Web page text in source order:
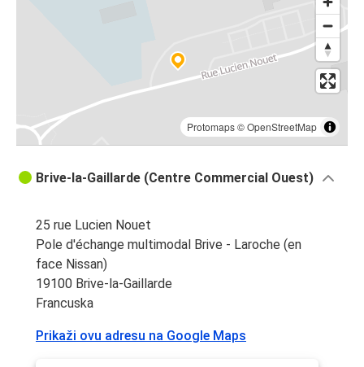
Protomaps©OpenStreetMap
Brive-la-Gaillarde (Centre Commercial Ouest)
25 rue Lucien Nouet
Pole d'échange multimodal Brive - Laroche (en
face Nissan)
19100 Brive-la-Gaillarde
Francuska
Prikaži ovu adresu na Google Maps